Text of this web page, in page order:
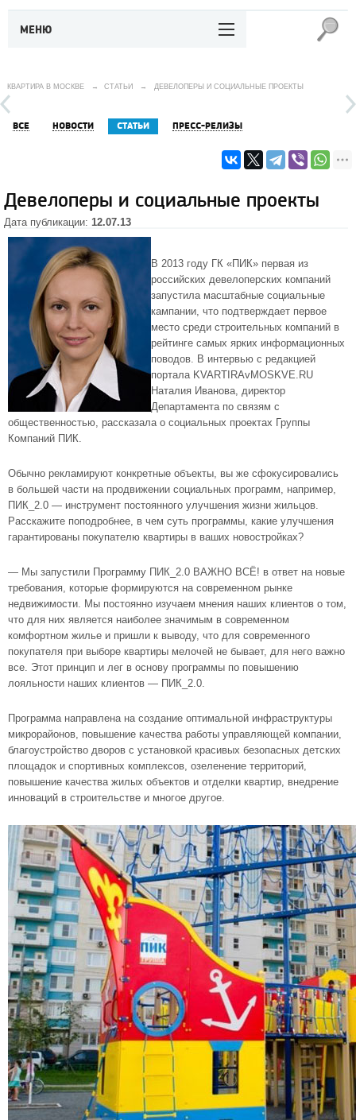
МЕНЮ
КВАРТИРА В МОСКВЕ → СТАТЬИ → ДЕВЕЛОПЕРЫ И СОЦИАЛЬНЫЕ ПРОЕКТЫ
ВСЕ НОВОСТИ СТАТЬИ ПРЕСС-РЕЛИЗЫ
Девелоперы и социальные проекты
Дата публикации: 12.07.13
В 2013 году ГК «ПИК» первая из
российских девелоперских компаний
запустила масштабные социальные
кампании, что подтверждает первое
место среди строительных компаний в
рейтинге самых ярких информационных
поводов. В интервью с редакцией
портала KVARTIRAvMOSKVE.RU
Наталия Иванова, директор
Департамента по связям с
общественностью, рассказала о социальных проектах Группы
Компаний ПИК.
Обычно рекламируют конкретные объекты, вы же сфокусировались
в большей части на продвижении социальных программ, например,
ПИК_2.0 — инструмент постоянного улучшения жизни жильцов.
Расскажите поподробнее, в чем суть программы, какие улучшения
гарантированы покупателю квартиры в ваших новостройках?
— Мы запустили Программу ПИК_2.0 ВАЖНО ВСЁ! в ответ на новые
требования, которые формируются на современном рынке
недвижимости. Мы постоянно изучаем мнения наших клиентов о том,
что для них является наиболее значимым в современном
комфортном жилье и пришли к выводу, что для современного
покупателя при выборе квартиры мелочей не бывает, для него важно
все. Этот принцип и лег в основу программы по повышению
лояльности наших клиентов — ПИК_2.0.
Программа направлена на создание оптимальной инфраструктуры
микрорайонов, повышение качества работы управляющей компании,
благоустройство дворов с установкой красивых безопасных детских
площадок и спортивных комплексов, озеленение территорий,
повышение качества жилых объектов и отделки квартир, внедрение
инноваций в строительстве и многое другое.